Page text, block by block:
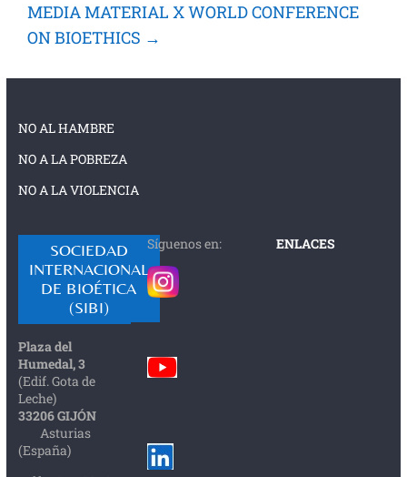
MEDIA MATERIAL X WORLD CONFERENCE
ON BIOETHICS →
NO AL HAMBRE
NO A LA POBREZA
NO A LA VIOLENCIA
SOCIEDAD
INTERNACIONAL
DE BIOÉTICA
(SIBI)
Plaza del
Humedal, 3
(Edif. Gota de
Leche)
33206 GIJÓN
Asturias
(España)
Síguenos en: ENLACES